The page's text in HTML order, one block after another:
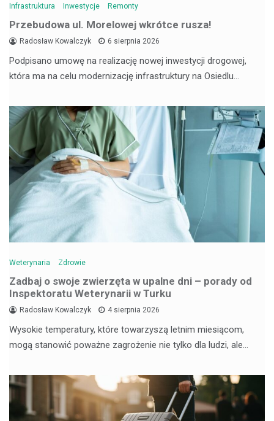
Infrastruktura Inwestycje Remonty
Przebudowa ul. Morelowej wkrótce rusza!
Radosław Kowalczyk 6 sierpnia 2026
Podpisano umowę na realizację nowej inwestycji drogowej,
która ma na celu modernizację infrastruktury na Osiedlu…
Weterynaria Zdrowie
Zadbaj o swoje zwierzęta w upalne dni – porady od
Inspektoratu Weterynarii w Turku
Radosław Kowalczyk 4 sierpnia 2026
Wysokie temperatury, które towarzyszą letnim miesiącom,
mogą stanowić poważne zagrożenie nie tylko dla ludzi, ale…